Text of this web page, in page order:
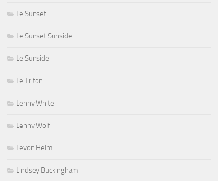
Le Sunset
Le Sunset Sunside
Le Sunside
Le Triton
Lenny White
Lenny Wolf
Levon Helm
Lindsey Buckingham